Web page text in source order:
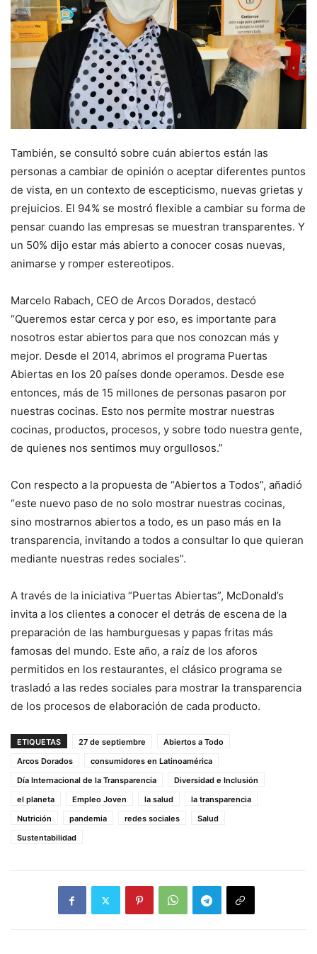
También, se consultó sobre cuán abiertos están las
personas a cambiar de opinión o aceptar diferentes puntos
de vista, en un contexto de escepticismo, nuevas grietas y
prejuicios. El 94% se mostró flexible a cambiar su forma de
pensar cuando las empresas se muestran transparentes. Y
un 50% dijo estar más abierto a conocer cosas nuevas,
animarse y romper estereotipos.
Marcelo Rabach, CEO de Arcos Dorados, destacó
“Queremos estar cerca y por eso, es importante para
nosotros estar abiertos para que nos conozcan más y
mejor. Desde el 2014, abrimos el programa Puertas
Abiertas en los 20 países donde operamos. Desde ese
entonces, más de 15 millones de personas pasaron por
nuestras cocinas. Esto nos permite mostrar nuestras
cocinas, productos, procesos, y sobre todo nuestra gente,
de quienes nos sentimos muy orgullosos.”
Con respecto a la propuesta de “Abiertos a Todos”, añadió
“este nuevo paso de no solo mostrar nuestras cocinas,
sino mostrarnos abiertos a todo, es un paso más en la
transparencia, invitando a todos a consultar lo que quieran
mediante nuestras redes sociales”.
A través de la iniciativa “Puertas Abiertas”, McDonald’s
invita a los clientes a conocer el detrás de escena de la
preparación de las hamburguesas y papas fritas más
famosas del mundo. Este año, a raíz de los aforos
permitidos en los restaurantes, el clásico programa se
trasladó a las redes sociales para mostrar la transparencia
de los procesos de elaboración de cada producto.
ETIQUETAS 27 de septiembre
Abiertos a Todo
Arcos Dorados
consumidores en Latinoamérica
Día Internacional de la Transparencia
Diversidad e Inclusión
el planeta
Empleo Joven la salud
la transparencia
Nutrición
pandemia redes sociales
Salud
Sustentabilidad